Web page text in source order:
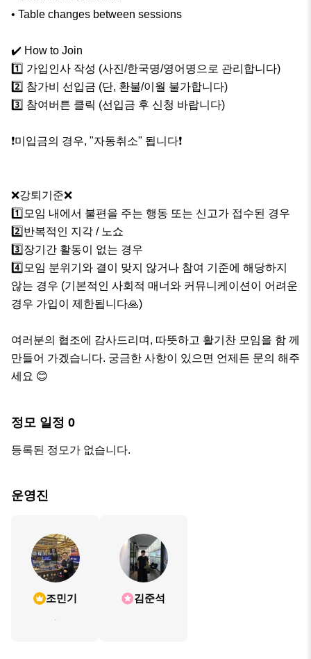
• Table changes between sessions
✔️ How to Join
1️⃣ 가입인사 작성 (사진/한국명/영어명으로 관리합니다)
2️⃣ 참가비 선입금 (단, 환불/이월 불가합니다)
3️⃣ 참여버튼 클릭 (선입금 후 신청 바랍니다)
❗️️미입금의 경우, "자동취소" 됩니다❗️
❌강퇴기준❌
1️⃣모임 내에서 불편을 주는 행동 또는 신고가 접수된 경우
2️⃣반복적인 지각 / 노쇼
3️⃣장기간 활동이 없는 경우
4️⃣모임 분위기와 결이 맞지 않거나 참여 기준에 해당하지
않는 경우 (기본적인 사회적 매너와 커뮤니케이션이 어려운
경우 가입이 제한됩니다🙏)
여러분의 협조에 감사드리며, 따뜻하고 활기찬 모임을 함 께
만들어 가겠습니다. 궁금한 사항이 있으면 언제든 문의 해주
세요 😊
정모 일정 0
등록된 정모가 없습니다.
운영진
조민기
.
김준석